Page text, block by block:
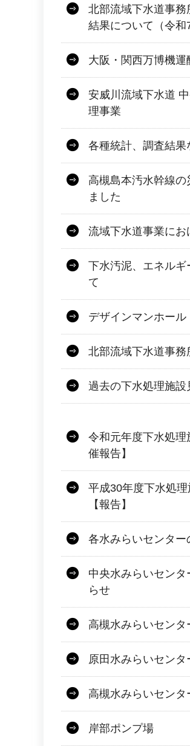
北部流域下水道事
結果について（令和
大阪・関西万博機運
安威川流域下水道
理事業
各種統計、調査結果
高槻島本汚水幹線
ました
流域下水道事業に
下水汚泥、エネル
て
デザインマンホール
北部流域下水道事
過去の下水処理施
令和元年度下水処
催報告】
平成30年度下水処理
【報告】
各水みらいセンター
中央水みらいセン
らせ
高槻水みらいセンタ
原田水みらいセンタ
高槻水みらいセンタ
岸部ポンプ場